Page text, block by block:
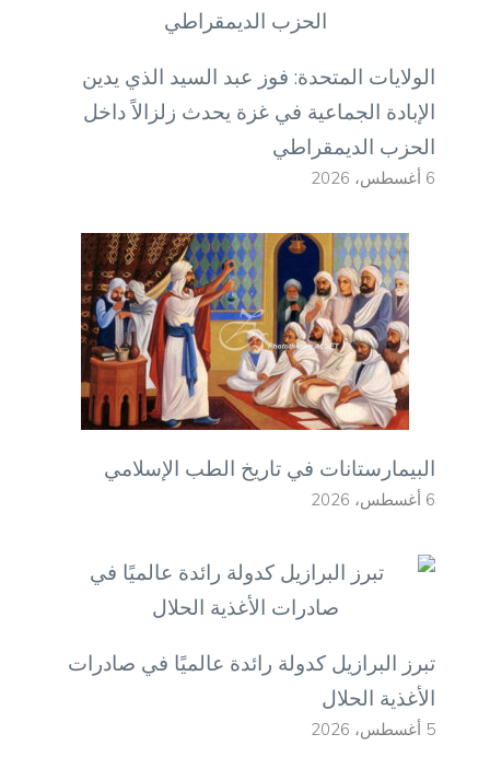
الولايات المتحدة: فوز عبد السيد الذي يدين
الإبادة الجماعية في غزة يحدث زلزالاً داخل
الحزب الديمقراطي
6 أغسطس، 2026
البيمارستانات في تاريخ الطب الإسلامي
6 أغسطس، 2026
تبرز البرازيل كدولة رائدة عالميًا في صادرات
الأغذية الحلال
5 أغسطس، 2026